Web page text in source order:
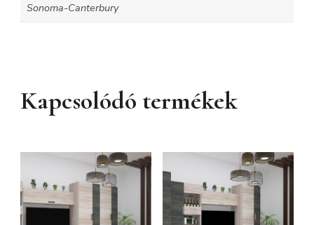
Sonoma-Canterbury
Kapcsolódó termékek